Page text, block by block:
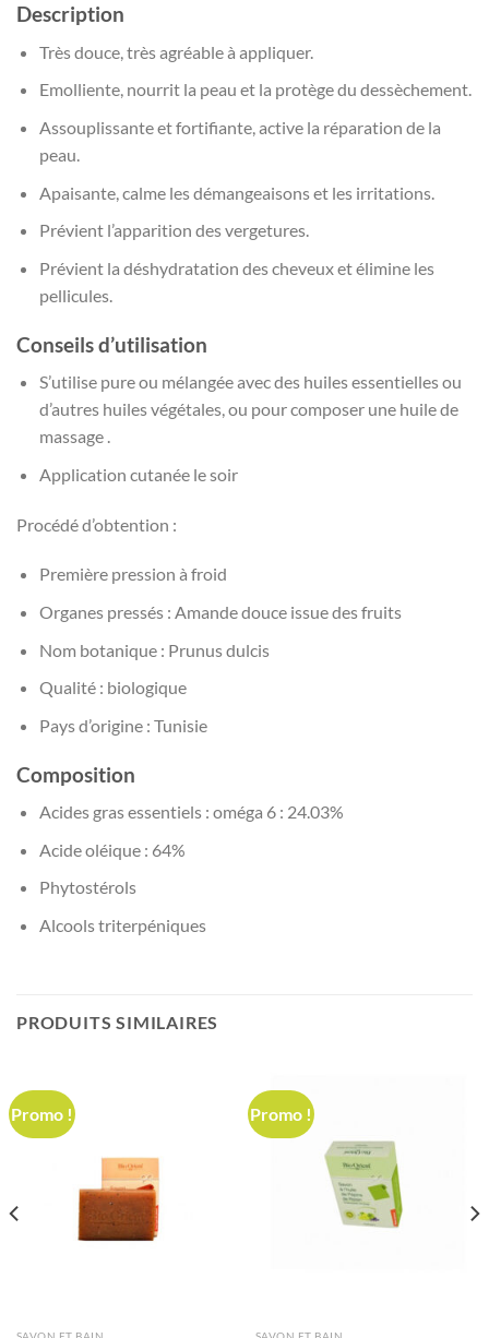
Description
Très douce, très agréable à appliquer.
Emolliente, nourrit la peau et la protège du dessèchement.
Assouplissante et fortifiante, active la réparation de la
peau.
Apaisante, calme les démangeaisons et les irritations.
Prévient l’apparition des vergetures.
Prévient la déshydratation des cheveux et élimine les
pellicules.
Conseils d’utilisation
S’utilise pure ou mélangée avec des huiles essentielles ou
d’autres huiles végétales, ou pour composer une huile de
massage .
Application cutanée le soir
Procédé d’obtention :
Première pression à froid
Organes pressés : Amande douce issue des fruits
Nom botanique : Prunus dulcis
Qualité : biologique
Pays d’origine : Tunisie
Composition
Acides gras essentiels : oméga 6 : 24.03%
Acide oléique : 64%
Phytostérols
Alcools triterpéniques
PRODUITS SIMILAIRES
Promo ! Promo !